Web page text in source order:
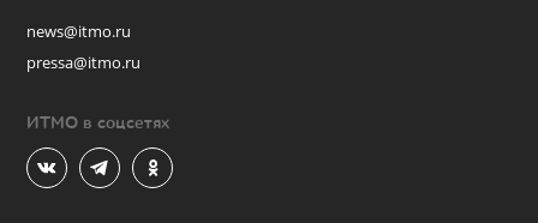
news@itmo.ru
pressa@itmo.ru
ИТМО в соцсетях